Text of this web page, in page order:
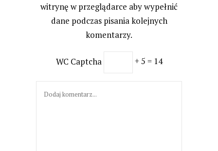
witrynę w przeglądarce aby wypełnić
dane podczas pisania kolejnych
komentarzy.
WC Captcha + 5 = 14